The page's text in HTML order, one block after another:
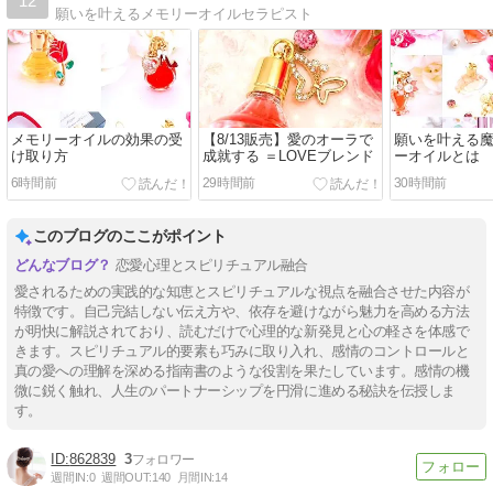
願いを叶えるメモリーオイルセラピスト
メモリーオイルの効果の受
け取り方
6時間前
【8/13販売】愛のオーラで
成就する ＝LOVEブレンド
29時間前
願いを叶える
ーオイルとは
30時間前
このブログのここがポイント
恋愛心理とスピリチュアル融合
愛されるための実践的な知恵とスピリチュアルな視点を融合させた内容が
特徴です。自己完結しない伝え方や、依存を避けながら魅力を高める方法
が明快に解説されており、読むだけで心理的な新発見と心の軽さを体感で
きます。スピリチュアル的要素も巧みに取り入れ、感情のコントロールと
真の愛への理解を深める指南書のような役割を果たしています。感情の機
微に鋭く触れ、人生のパートナーシップを円滑に進める秘訣を伝授しま
す。
862839 3
週間IN:0 週間OUT:140 月間IN:14
【Tips】気になるブログをフォロー。